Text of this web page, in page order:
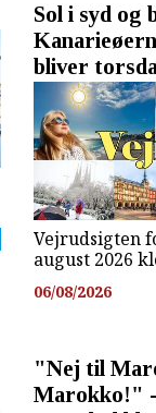
Sol i syd og
bliver
Vejrudsigten
august 2026
06/08/2026
"Nej til
Marokko!"